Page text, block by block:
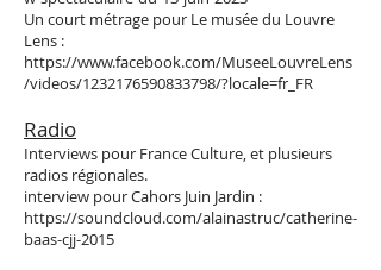
Un court métrage pour Le musée du Louvre
Lens :
https://www.facebook.com/MuseeLouvreLens
/videos/1232176590833798/?locale=fr_FR
Radio
Interviews pour France Culture, et plusieurs
radios régionales.
interview pour Cahors Juin Jardin :
https://soundcloud.com/alainastruc/catherine-
baas-cjj-2015